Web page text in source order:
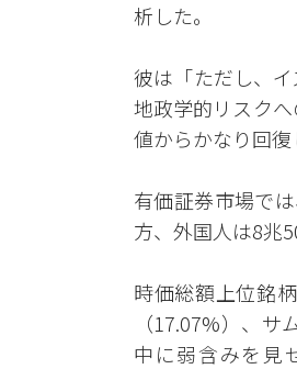
析した。
彼は「ただし、
地政学的リスク
値からかなり回復
有価証券市場で
方、外国人は8兆
時価総額上位銘
（17.07%）、
中に弱含みを見